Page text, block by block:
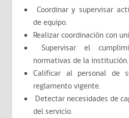
Coordinar y supervisar
de equipo.
Realizar coordinación con
Supervisar el
normativas de la institución.
Calificar al personal de
reglamento vigente.
Detectar necesidades de
del servicio.